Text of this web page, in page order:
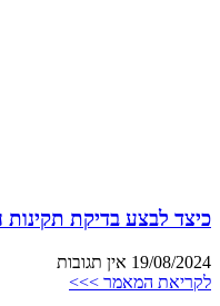
כיצד לבצע בדיקת
19/08/2024 אין תגובות
לקריאת המאמר >>>